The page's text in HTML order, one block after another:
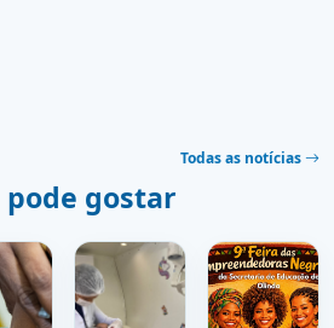
gostar
Todas as notícias